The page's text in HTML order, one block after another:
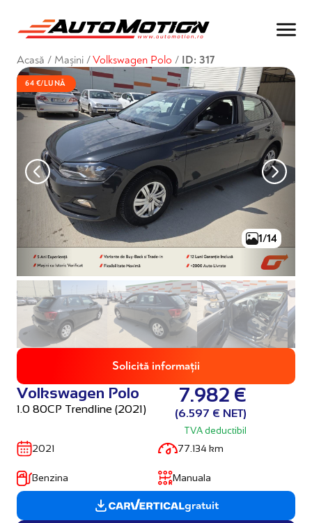
Acasă / Mașini /Volkswagen Polo / ID: 317
64 €/LUNĂ
1/14
Solicită informații
Volkswagen Polo
1.0 80CP Trendline (2021)
7.982 €
(6.597 € NET)
TVA deductibil
2021 77.134 km
Benzina Manuala
gratuit